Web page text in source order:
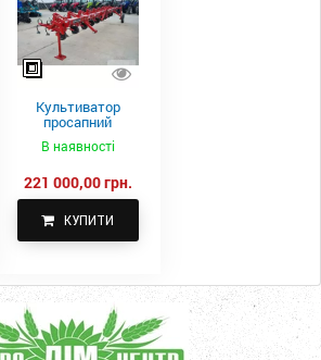
Культиватор
просапний
КПН-5,6-05
В наявності
221 000,00 грн.
КУПИТИ